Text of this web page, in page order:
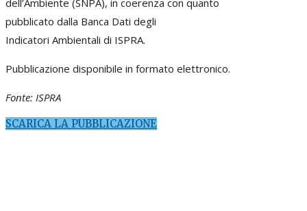
pubblicato dalla Banca Dati degli
Indicatori Ambientali di ISPRA.
Pubblicazione disponibile in formato elettronico.
Fonte: ISPRA
SCARICA LA PUBBLICAZIONE